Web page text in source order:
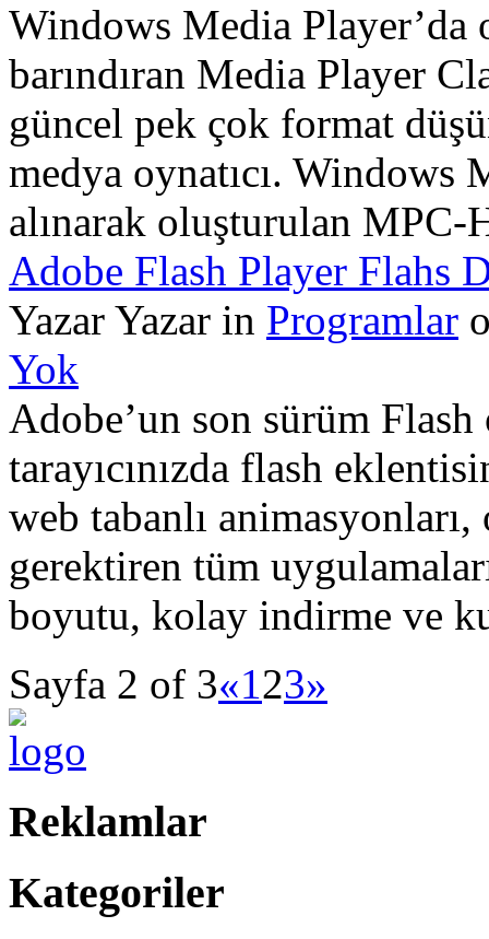
Windows Media Player’da
barındıran Media Player
güncel pek çok format
medya oynatıcı. Windows
alınarak oluşturulan MPC-
Adobe Flash Player Flahs
Yazar Yazar in Programlar
Yok
Adobe’un son sürüm Flash
tarayıcınızda flash
web tabanlı
gerektiren tüm
boyutu, kolay indirme ve
Sayfa 2 of 3«123»
Reklamlar
Kategoriler